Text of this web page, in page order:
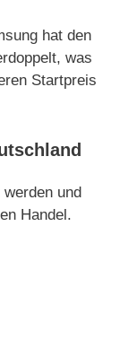
hat den
was
Startpreis
und
Handel.